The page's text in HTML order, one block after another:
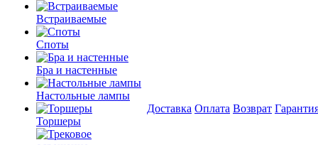
Встраиваемые
Споты
Бра и настенные
Настольные лампы
Торшеры
Доставка Оплата Возврат